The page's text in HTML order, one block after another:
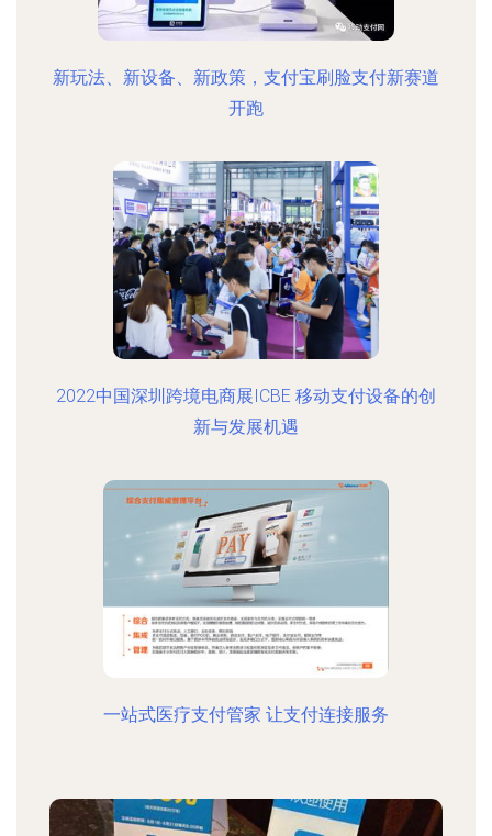
新玩法、新设备、新政策，支付宝刷脸支付新赛道
开跑
2022中国深圳跨境电商展ICBE 移动支付设备的创
新与发展机遇
一站式医疗支付管家 让支付连接服务